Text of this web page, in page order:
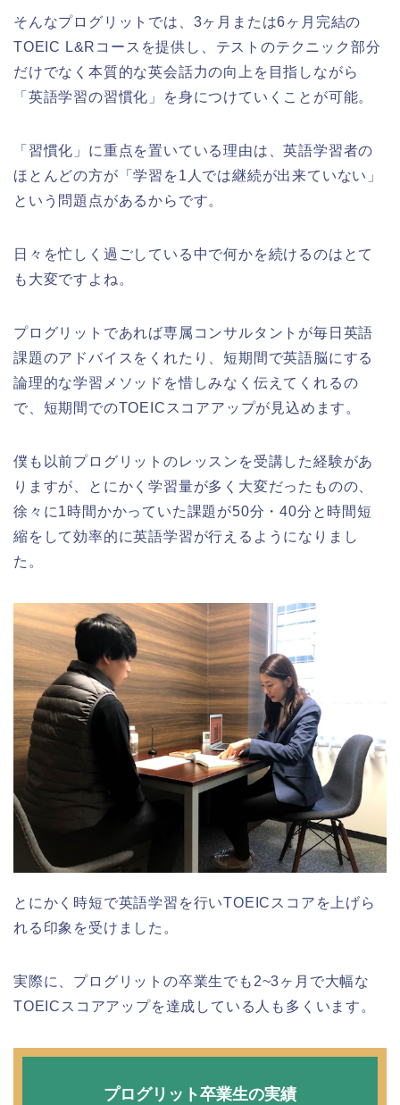
そんなプログリットでは、3ヶ月または6ヶ月完結の
TOEIC L&Rコースを提供し、テストのテクニック部分
だけでなく本質的な英会話力の向上を目指しながら
「英語学習の習慣化」を身につけていくことが可能。
「習慣化」に重点を置いている理由は、英語学習者の
ほとんどの方が「学習を1人では継続が出来ていない」
という問題点があるからです。
日々を忙しく過ごしている中で何かを続けるのはとて
も大変ですよね。
プログリットであれば専属コンサルタントが毎日英語
課題のアドバイスをくれたり、短期間で英語脳にする
論理的な学習メソッドを惜しみなく伝えてくれるの
で、短期間でのTOEICスコアアップが見込めます。
僕も以前プログリットのレッスンを受講した経験があ
りますが、とにかく学習量が多く大変だったものの、
徐々に1時間かかっていた課題が50分・40分と時間短
縮をして効率的に英語学習が行えるようになりまし
た。
とにかく時短で英語学習を行いTOEICスコアを上げら
れる印象を受けました。
実際に、プログリットの卒業生でも2~3ヶ月で大幅な
TOEICスコアアップを達成している人も多くいます。
プログリット卒業生の実績